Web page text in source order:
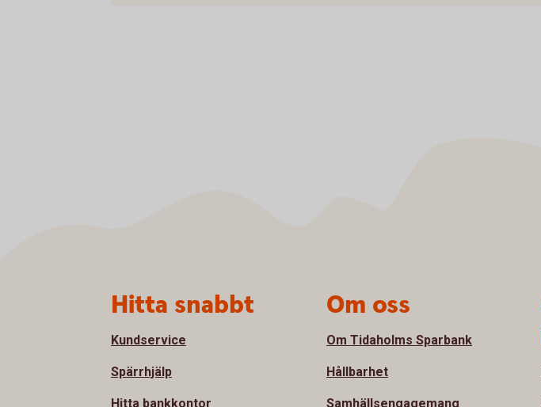
Hitta snabbt
Kundservice
Spärrhjälp
Hitta bankkontor
Om oss
Om Tidaholms Sparbank
Hållbarhet
Samhällsengagemang